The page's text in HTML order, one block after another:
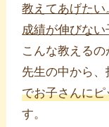
教えてあげたい
成績が伸びない
こんな教える
先生の中から
でお子さんに
す。